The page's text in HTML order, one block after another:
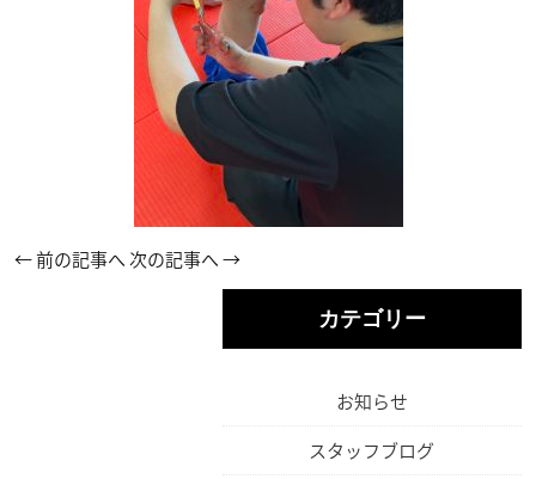
←前の記事へ 次の記事へ→
カテゴリー
お知らせ
スタッフブログ